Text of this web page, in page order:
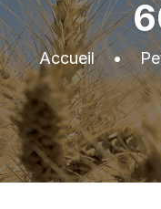
Accueil•